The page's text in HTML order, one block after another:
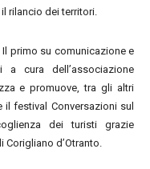
rilancio dei territori.
primo su comunicazione e
cura dell’associazione
e promuove, tra gli altri
il festival Conversazioni sul
dei turisti grazie
Corigliano d’Otranto.